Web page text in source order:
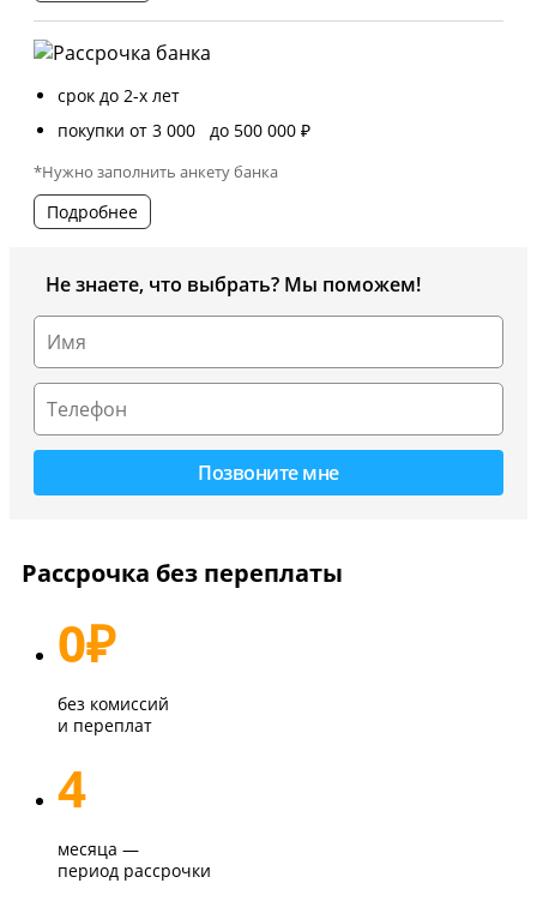
срок до 2-х лет
покупки от 3 000 до 500 000 ₽
*Нужно заполнить анкету банка
Подробнее
Не знаете, что выбрать? Мы поможем!
Рассрочка без переплаты
0₽
без комиссий
и переплат
4
месяца —
период рассрочки